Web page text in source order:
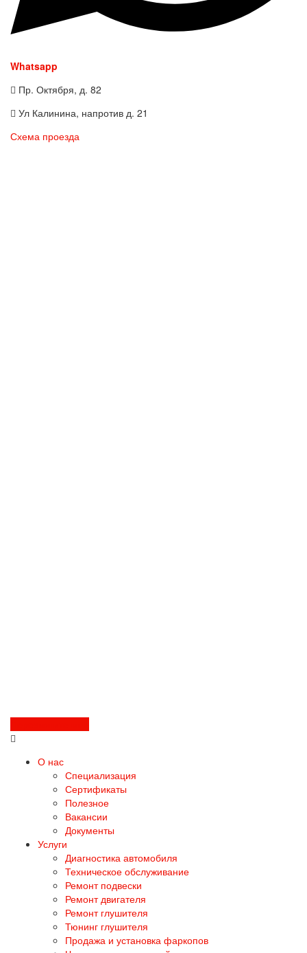
Whatsapp
Пр. Октября, д. 82
Ул Калинина, напротив д. 21
Схема проезда
О нас
Специализация
Сертификаты
Полезное
Вакансии
Документы
Услуги
Диагностика автомобиля
Техническое обслуживание
Ремонт подвески
Ремонт двигателя
Ремонт глушителя
Тюнинг глушителя
Продажа и установка фаркопов